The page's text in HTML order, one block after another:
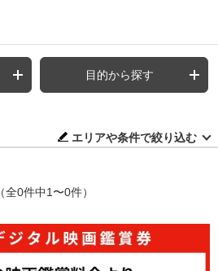
目的から探す
エリアや条件で絞り込む
（全0件中1〜0件）